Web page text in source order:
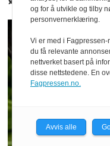
og for å utvikle og tilby
personvernerklæring.
Vi er med i Fagpressen-
du få relevante
nettverket basert på
disse nettstedene. En
Fagpressen.no.
Avvis alle